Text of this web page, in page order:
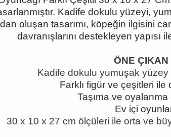
Kadife dokulu yüzeyi,
oluşan tasarımı, köpeğin ilgisini
davranışlarını destekleyen
ÖNE
Kadife dokulu yumuşak
Farklı figür ve çeşitleri
Taşıma ve oyalanma
Ev içi
30 x 10 x 27 cm ölçüleri ile orta ve